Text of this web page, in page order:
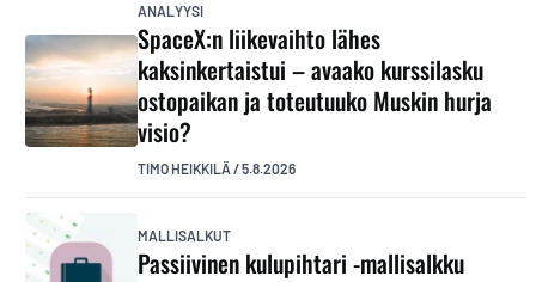
ANALYYSI
SpaceX:n liikevaihto lähes
kaksinkertaistui – avaako kurssilasku
ostopaikan ja toteutuuko Muskin hurja
visio?
TIMO HEIKKILÄ /5.8.2026
MALLISALKUT
Passiivinen kulupihtari -mallisalkku